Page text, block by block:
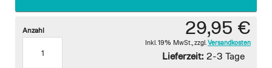
29,95 €
Inkl. 19% MwSt. zzgl. Versandkosten
Lieferzeit: 2-3 Tage
Anzahl